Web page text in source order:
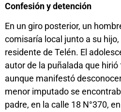
Confesión y detención
En un giro posterior, un
comisaría local junto a su
residente de Telén. El
autor de la puñalada que
aunque manifestó
menor imputado se
padre, en la calle 18 N°370,